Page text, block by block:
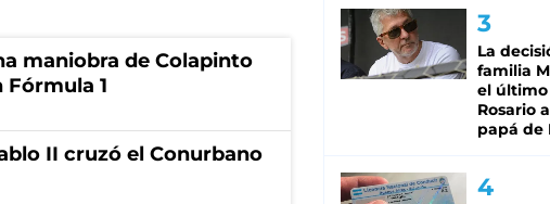
maniobra de Colapinto
1
II cruzó el Conurbano
La
familia
el último
Rosario
papá de